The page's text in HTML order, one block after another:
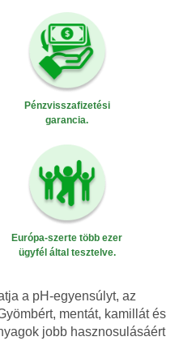
Pénzvisszafizetési
garancia.
Európa-szerte több ezer
ügyfél által tesztelve.
a pH-egyensúlyt, az
mentát, kamillát és
jobb hasznosulásáért